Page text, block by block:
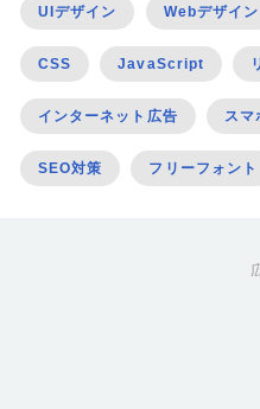
UIデザイン Webデザイン
CSS JavaScript
インターネット広告 スマ
SEO対策 フリーフォント